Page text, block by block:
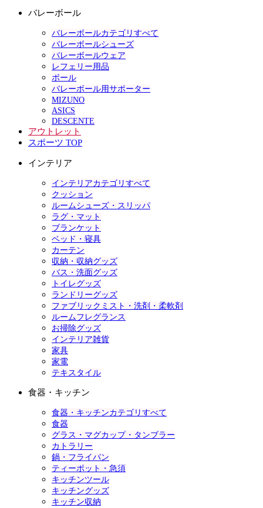
バレーボール
バレーボールカテゴリすべて
バレーボールシューズ
バレーボールウェア
レフェリー用品
ボール
バレーボール用サポーター
MIZUNO
ASICS
DESCENTE
アウトレット
スポーツ TOP
インテリア
インテリアカテゴリすべて
クッション
ルームシューズ・スリッパ
ラグ・マット
ブランケット
ベッド・寝具
カーテン
収納・収納グッズ
バス・洗面グッズ
トイレグッズ
ランドリーグッズ
ファブリックミスト・洗剤・柔軟剤
ルームフレグランス
お掃除グッズ
インテリア雑貨
家具
家電
テキスタイル
食器・キッチン
食器・キッチンカテゴリすべて
食器
グラス・マグカップ・タンブラー
カトラリー
鍋・フライパン
ティーポット・急須
キッチンツール
キッチングッズ
キッチン収納